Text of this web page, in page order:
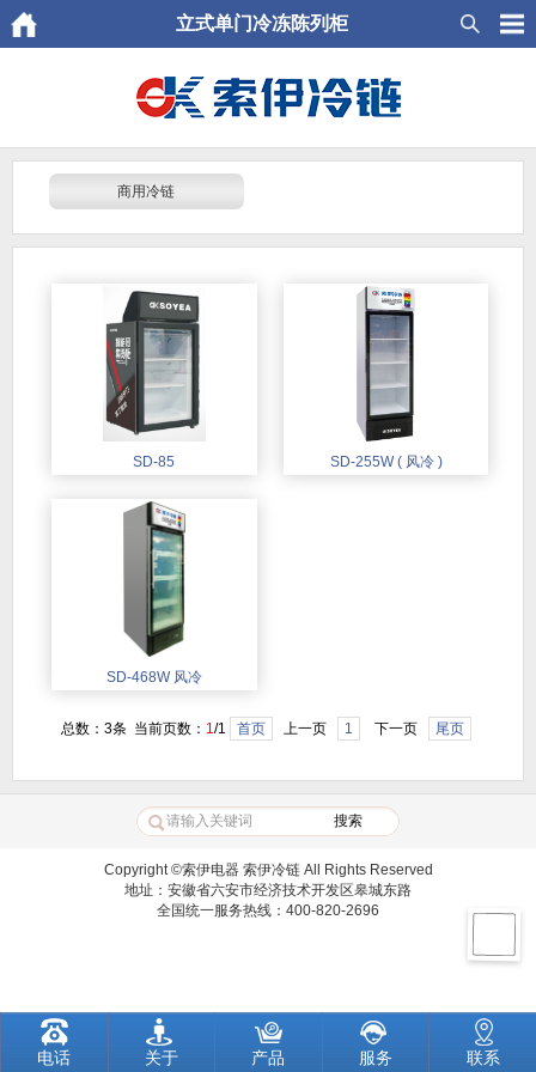
立式单门冷冻陈列柜
商用冷链
SD-85 SD-255W ( 风冷 )
SD-468W 风冷
总数：3条 当前页数： 1/1 首页 上一页 1 下一页 尾页
Copyright ©索伊电器 索伊冷链 All Rights Reserved
地址：安徽省六安市经济技术开发区皋城东路
全国统一服务热线：400-820-2696
电话 关于 产品 服务 联系